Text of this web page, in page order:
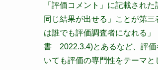
「評価コメント」に記載され
同じ結果が出せる」ことが第
は誰でも評価調査者になれる
書 2022.3.4)とあるなど、評価
いても評価の専門性をテーマと